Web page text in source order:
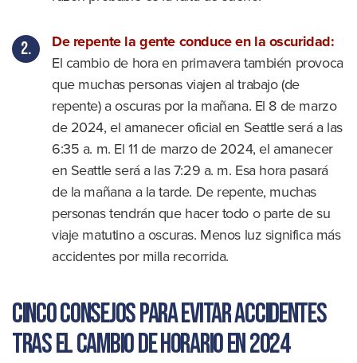
De repente la gente conduce en la oscuridad:
El cambio de hora en primavera también provoca
que muchas personas viajen al trabajo (de
repente) a oscuras por la mañana. El 8 de marzo
de 2024, el amanecer oficial en Seattle será a las
6:35 a. m. El 11 de marzo de 2024, el amanecer
en Seattle será a las 7:29 a. m. Esa hora pasará
de la mañana a la tarde. De repente, muchas
personas tendrán que hacer todo o parte de su
viaje matutino a oscuras. Menos luz significa más
accidentes por milla recorrida.
Cinco consejos para evitar accidentes
tras el cambio de horario en 2024